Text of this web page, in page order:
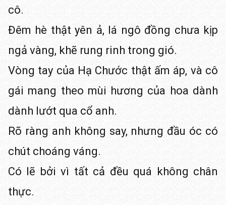
cô.
Đêm hè thật yên ả, lá ngô đồng chưa kịp
ngả vàng, khẽ rung rinh trong gió.
Vòng tay của Hạ Chước thật ấm áp, và cô
gái mang theo mùi hương của hoa dành
dành lướt qua cổ anh.
Rõ ràng anh không say, nhưng đầu óc có
chút choáng váng.
Có lẽ bởi vì tất cả đều quá không chân
thực.